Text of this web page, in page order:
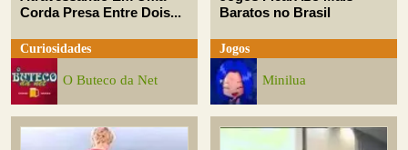
Corda Presa Entre Dois...
Curiosidades
O Buteco da Net
Baratos no Brasil
Jogos
Minilua